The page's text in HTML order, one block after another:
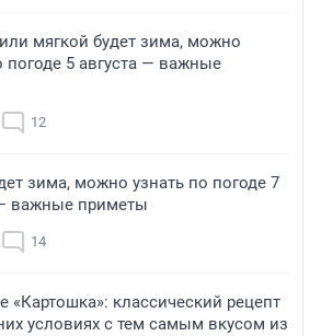
мягкой будет зима, можно
погоде 5 августа — важные
12
зима, можно узнать по погоде 7
важные приметы
14
«Картошка»: классический рецепт
условиях с тем самым вкусом из